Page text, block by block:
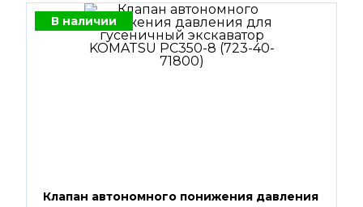
В наличии
Клапан автономного понижения давления